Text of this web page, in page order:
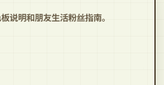
说明和朋友生活粉丝指南。